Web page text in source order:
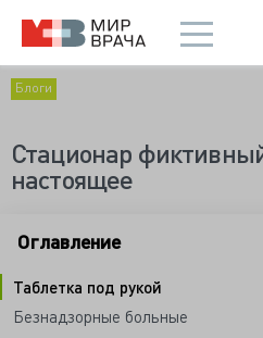
Блоги
Стационар
настоящее
Оглавление
Таблетка под рукой
Безнадзорные больные